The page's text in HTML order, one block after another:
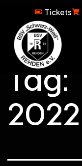
Tickets
Tag:
2022